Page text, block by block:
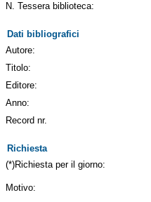
N. Tessera biblioteca:
Dati bibliografici
Autore:
Titolo:
Editore:
Anno:
Record nr.
Richiesta
(*)Richiesta per il giorno:
Motivo: